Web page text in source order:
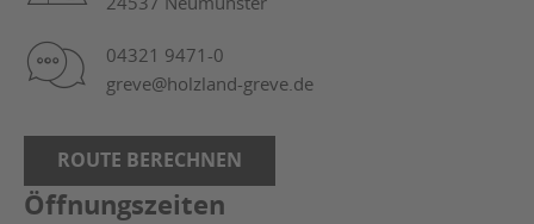
04321 9471-0
greve@holzland-greve.de
ROUTE BERECHNEN
Öffnungszeiten